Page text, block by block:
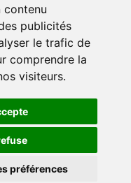
contenu
publicités
le trafic de
comprendre la
visiteurs.
préférences
COOKIES
POLITIQUE DE
DE COOKIES
GÉNÉRALES DE VENTES